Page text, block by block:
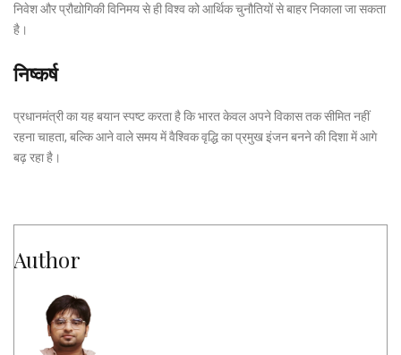
निवेश और प्रौद्योगिकी विनिमय से ही विश्व को आर्थिक चुनौतियों से बाहर निकाला जा सकता
है।
निष्कर्ष
प्रधानमंत्री का यह बयान स्पष्ट करता है कि भारत केवल अपने विकास तक सीमित नहीं
रहना चाहता, बल्कि आने वाले समय में वैश्विक वृद्धि का प्रमुख इंजन बनने की दिशा में आगे
बढ़ रहा है।
Author